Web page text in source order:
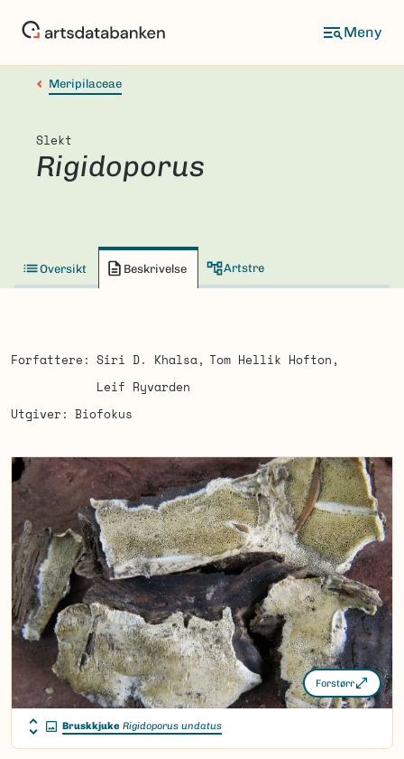
Meripilaceae
Slekt
Rigidoporus
Oversikt Beskrivelse Artstre
Forfattere Siri D. Khalsa
Tom Hellik Hofton
Leif Ryvarden
Utgiver
Biofokus
Forstørr
Bruskkjuke Rigidoporus undatus